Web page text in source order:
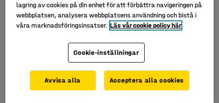
1 195 kr
exkl. moms
4 595 kr
exkl. moms
KÖP
lagring av cookies på din enhet för att förbättra navigeringen på
webbplatsen, analysera webbplatsens användning och bistå i
våra marknadsföringsinsatser. Läs vår cookie policy här
Cookie-inställningar
Avvisa alla Acceptera alla cookies